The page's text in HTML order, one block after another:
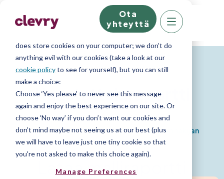
We know right? These cookie pop-ups can really
ruin your visit, so we’ll make this quick. This website
does store cookies on your computer; we don’t do
anything evil with our cookies (take a look at our
cookie policyto see for yourself), but you can still
make a choice:
Choose ‘Yes please’ to never see this message
again and enjoy the best experience on our site. Or
choose ‘No way’ if you don’t want our cookies and
don’t mind maybe not seeing us at our best (plus
we will have to leave just one tiny cookie so that
you're not asked to make this choice again).
Manage Preferences
Ota
yhteyttä
Persoonallisuusraportit
Haastatteluraportti
Tukea ja vinkkejä haastattelutilanteeseen hakijan
persoonallisuusprofiilin pohjalta.
Lataa malliraportti